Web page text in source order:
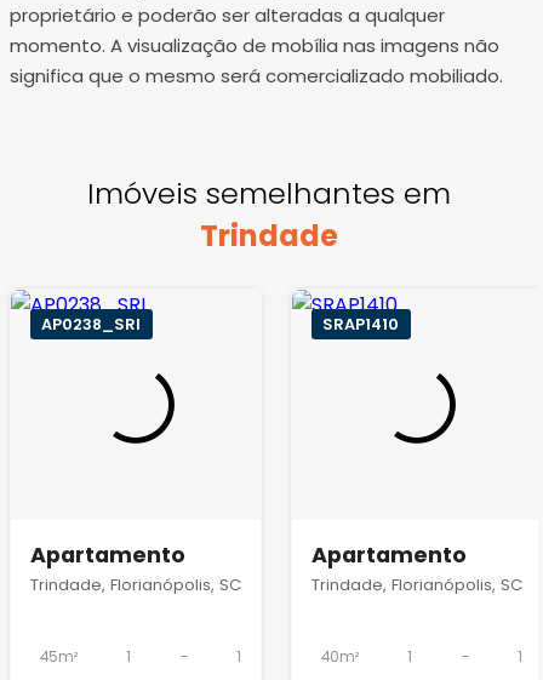
proprietário e poderão ser alteradas a qualquer
momento. A visualização de mobília nas imagens não
significa que o mesmo será comercializado mobiliado.
Imóveis semelhantes em
Trindade
AP0238_SRI
Apartamento
Trindade, Florianópolis, SC
45m² 1 - 1
SRAP1410
Apartamento
Trindade, Florianópolis, SC
40m² 1 - 1